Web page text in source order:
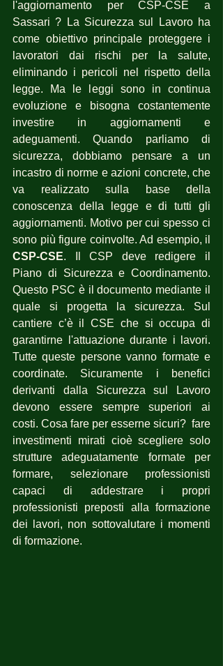
l'aggiornamento per CSP-CSE a
Sassari ? La Sicurezza sul Lavoro ha
come obiettivo principale proteggere i
lavoratori dai rischi per la salute,
eliminando i pericoli nel rispetto della
legge. Ma le leggi sono in continua
evoluzione e bisogna costantemente
investire in aggiornamenti e
adeguamenti. Quando parliamo di
sicurezza, dobbiamo pensare a un
incastro di norme e azioni concrete, che
va realizzato sulla base della
conoscenza della legge e di tutti gli
aggiornamenti. Motivo per cui spesso ci
CSP-CSE. Il CSP deve redigere il
Piano di Sicurezza e Coordinamento.
Questo PSC è il documento mediante il
quale si progetta la sicurezza. Sul
cantiere c’è il CSE che si occupa di
garantirne l'attuazione durante i lavori.
Tutte queste persone vanno formate e
coordinate. Sicuramente i benefici
derivanti dalla Sicurezza sul Lavoro
devono essere sempre superiori ai
costi. Cosa fare per esserne sicuri?  fare
investimenti mirati cioè scegliere solo
strutture adeguatamente formate per
formare, selezionare professionisti
capaci di addestrare i propri
professionisti preposti alla formazione
dei lavori, non sottovalutare i momenti
di formazione.